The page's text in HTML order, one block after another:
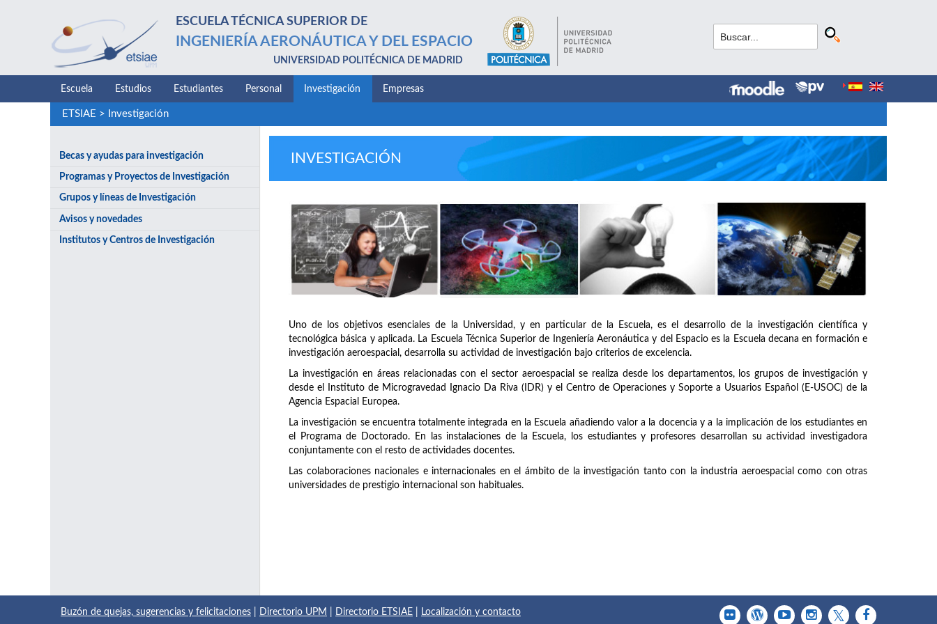
ESCUELA TÉCNICA SUPERIOR DE
INGENIERÍA AERONÁUTICA Y DEL ESPACIO
UNIVERSIDAD POLITÉCNICA DE MADRID
Escuela Estudios Estudiantes Personal Investigación Empresas
ETSIAE > Investigación
Becas y ayudas para investigación
Programas y Proyectos de Investigación
Grupos y líneas de Investigación
Avisos y novedades
Institutos y Centros de Investigación
INVESTIGACIÓN
Uno de los objetivos esenciales de la Universidad, y en particular de la Escuela, es el desarrollo de la investigación científica y
tecnológica básica y aplicada. La Escuela Técnica Superior de Ingeniería Aeronáutica y del Espacio es la Escuela decana en formación e
investigación aeroespacial, desarrolla su actividad de investigación bajo criterios de excelencia.
La investigación en áreas relacionadas con el sector aeroespacial se realiza desde los departamentos, los grupos de investigación y
desde el Instituto de Microgravedad Ignacio Da Riva (IDR) y el Centro de Operaciones y Soporte a Usuarios Español (E-USOC) de la
Agencia Espacial Europea.
La investigación se encuentra totalmente integrada en la Escuela añadiendo valor a la docencia y a la implicación de los estudiantes en
el Programa de Doctorado. En las instalaciones de la Escuela, los estudiantes y profesores desarrollan su actividad investigadora
conjuntamente con el resto de actividades docentes.
Las colaboraciones nacionales e internacionales en el ámbito de la investigación tanto con la industria aeroespacial como con otras
universidades de prestigio internacional son habituales.
Buzón de quejas, sugerencias y felicitaciones Directorio UPM Directorio ETSIAE Localización y contacto